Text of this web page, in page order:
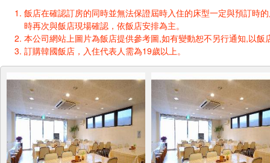
飯店在確認訂房的同時並無法保證屆時入住的床型一定與預訂時
時再次與飯店現場確認，依飯店安排為主。
本公司網站上圖片為飯店提供參考圖,如有變動恕不另行通知,以飯
訂購韓國飯店，入住代表人需為19歲以上。